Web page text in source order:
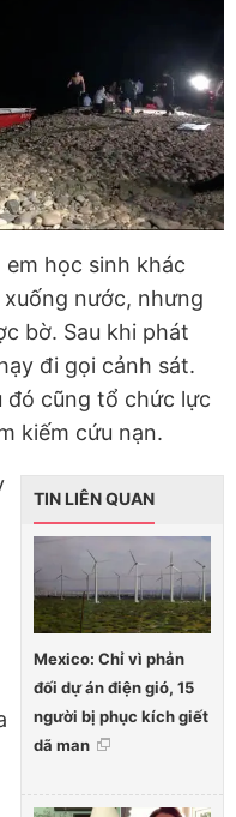
học sinh khác
nước, nhưng
bờ. Sau khi phát
đi gọi cảnh sát.
đó cũng tổ chức lực
kiếm cứu nạn.
TIN LIÊN QUAN
Mexico: Chỉ vì phản
đối dự án điện gió, 15
người bị phục kích giết
dã man